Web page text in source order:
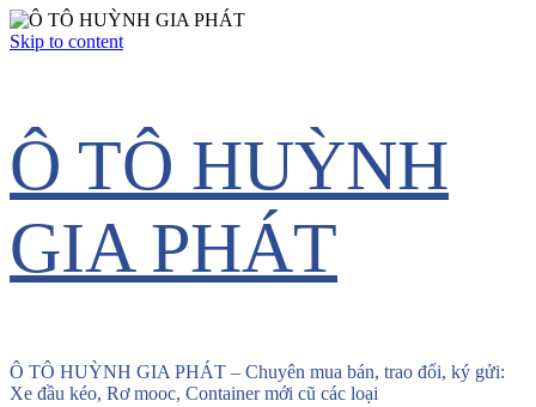
Skip to content
Ô TÔ HUỲNH
GIA PHÁT
Ô TÔ HUỲNH GIA PHÁT – Chuyên mua bán, trao đổi, ký gửi:
Xe đầu kéo, Rơ mooc, Container mới cũ các loại